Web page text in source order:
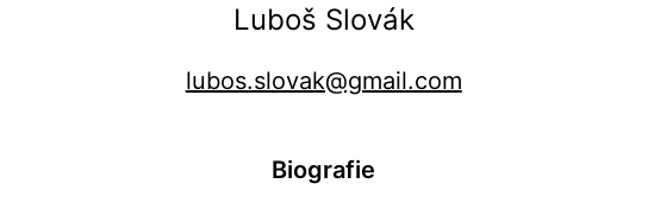
Luboš Slovák
lubos.slovak@gmail.com
Biografie